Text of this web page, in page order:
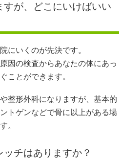
が、どこにいけばいい
にいくのが先決です。
因の検査からあなたの体にあっ
ことができます。
整形外科になりますが、基本的
トゲンなどで骨に以上がある場
。
チはありますか？